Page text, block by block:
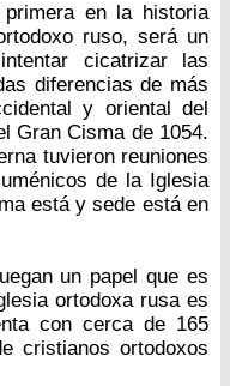
en la historia
ruso, será un
cicatrizar las
diferencias de más
y oriental del
Gran Cisma de 1054.
tuvieron reuniones
de la Iglesia
está y sede está en
un papel que es
ortodoxa rusa es
con cerca de 165
cristianos ortodoxos